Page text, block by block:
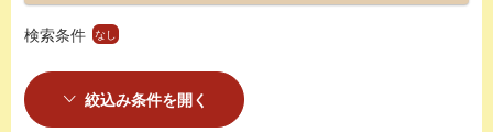
検索条件 なし
絞込み条件を開く